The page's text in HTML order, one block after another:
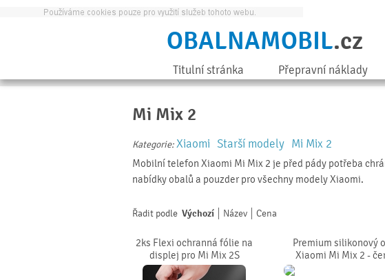
OBALNAMOBIL.cz
Titulní stránka Přepravní náklady
Mi Mix 2
Kategorie:Xiaomi Starší modely Mi Mix 2
Mobilní telefon Xiaomi Mi Mix 2 je před pády potřeba
nabídky obalů a pouzder pro všechny modely Xiaomi.
Řadit podle Výchozí Název Cena
2ks Flexi ochranná fólie na
displej pro Mi Mix 2S
Premium silikonový
Xiaomi Mi Mix 2 -